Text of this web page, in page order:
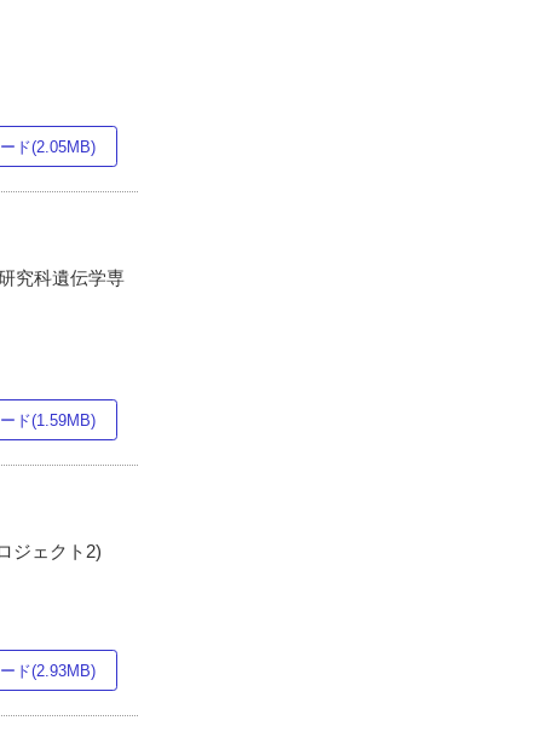
ド(2.05MB)
究科遺伝学専
ド(1.59MB)
ジェクト2)
ド(2.93MB)